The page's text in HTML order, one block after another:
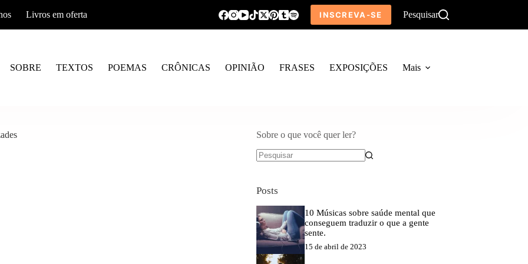
Livros em oferta INSCREVA-SE Pesquisar
SOBRE TEXTOS POEMAS CRÔNICAS OPINIÃO FRASES EXPOSIÇÕES Mais
Sobre o que você quer ler?
Posts
10 Músicas sobre saúde mental que
conseguem traduzir o que a gente
sente.
15 de abril de 2023